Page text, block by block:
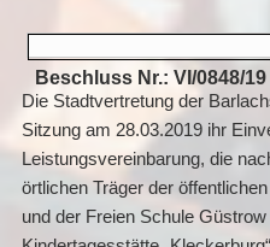
Beschluss Nr.: VI/0848/19
Die Stadtvertretung der
Sitzung am 28.03.2019 ihr
Leistungsvereinbarung, die
örtlichen Träger der
und der Freien Schule